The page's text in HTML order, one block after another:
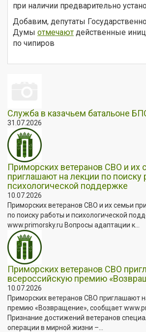
при наличии предварительно
Добавим, депутаты
Думы отмечают действенные
по чипиров
Служба в казачьем батальоне
31.07.2026
Приморских ветеранов СВО и их
приглашают на лекции по поиску
психологической поддержке
10.07.2026
Приморских ветеранов СВО и их семьи
по поиску работы и психологической
www.primorsky.ru Вопросы адаптации к...
Приморских ветеранов СВО
всероссийскую премию
10.07.2026
Приморских ветеранов СВО приглашают
премию «Возвращение», сообщает
Признание достижений ветеранов
операции в мирной жизни –...